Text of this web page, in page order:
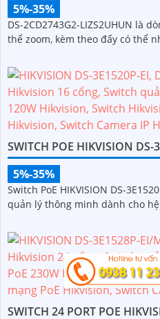
5%-35%
DS-2CD2743G2-LIZS2UHUN là
thể zoom, kèm theo đấy có thể
SWITCH POE HIKVISION DS-
5%-35%
Switch PoE HIKVISION DS-
quản lý thông minh dành cho
SWITCH 24 PORT POE